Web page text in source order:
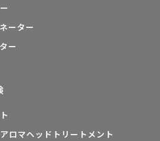
ーター
ー
ロマヘッドトリートメント